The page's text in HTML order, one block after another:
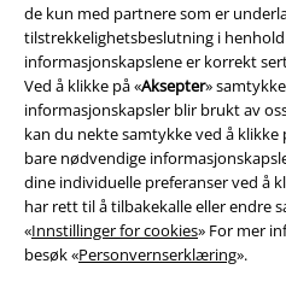
de kun med partnere som er
tilstrekkelighetsbeslutning i
informasjonskapslene er korrekt
Ved å klikke på «Aksepter»
informasjonskapsler blir brukt av
kan du nekte samtykke ved å klikke
bare nødvendige
dine individuelle preferanser ved å
har rett til å tilbakekalle eller endre
«Innstillinger for cookies» For mer
besøk «Personvernserklæring».
funksjonene
A Warner Music